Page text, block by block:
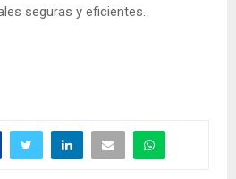
seguras y eficientes.